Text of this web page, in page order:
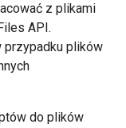
z plikami
API.
przypadku plików
do plików